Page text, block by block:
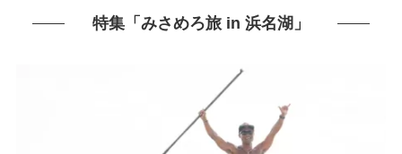
特集「みさめろ旅 in 浜名湖」